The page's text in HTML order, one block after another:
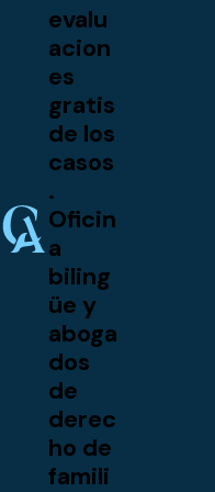
uno de
se
adulto
es de
de una
evalu
acion
es
gratis
de los
casos
.
Oficin
a
biling
üe y
aboga
dos
de
derec
ho de
famili